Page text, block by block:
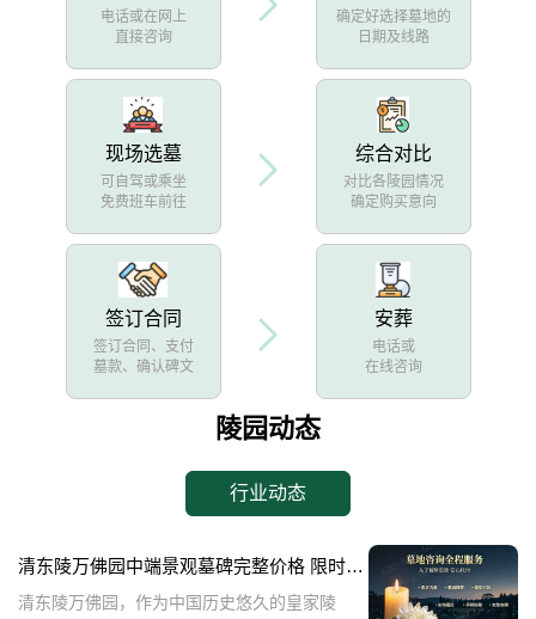
电话或在网上
直接咨询
确定好选择墓地的
日期及线路
现场选墓
可自驾或乘坐
免费班车前往
综合对比
对比各陵园情况
确定购买意向
签订合同
签订合同、支付
墓款、确认碑文
安葬
电话或
在线咨询
陵园动态
行业动态
清东陵万佛园中端景观墓碑完整价格 限时减免多年管理费详解
清东陵万佛园，作为中国历史悠久的皇家陵